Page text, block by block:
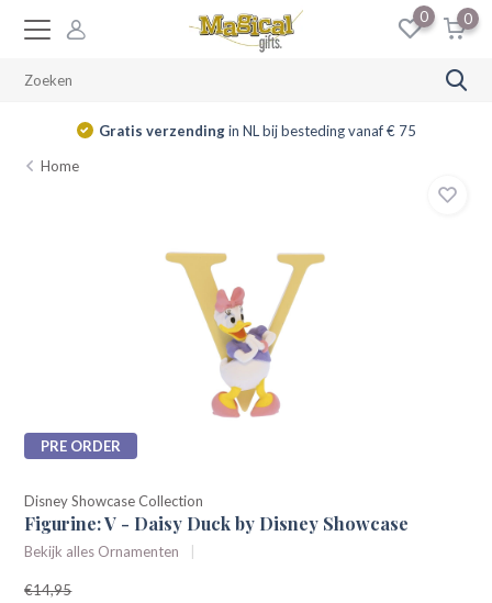
0 0
Gratis verzendingin NL bij besteding vanaf € 75
Home
PRE ORDER
Disney Showcase Collection
Figurine: V - Daisy Duck by Disney Showcase
Bekijk alles Ornamenten
€14,95